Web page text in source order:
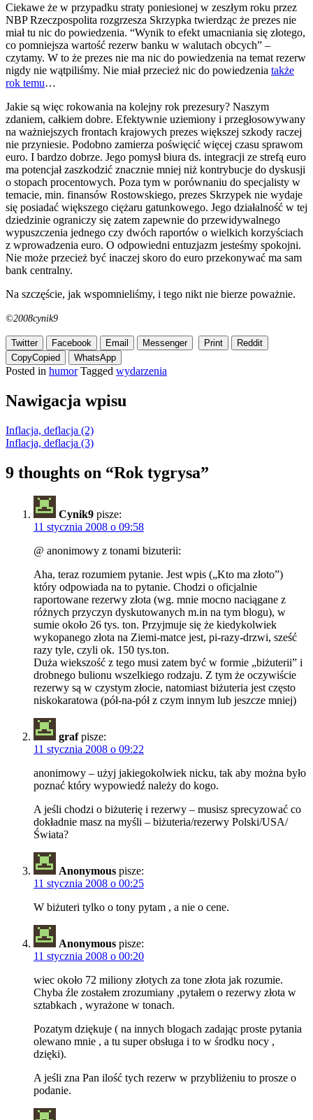
Ciekawe że w przypadku straty poniesionej w zeszłym roku przez
NBP Rzeczpospolita rozgrzesza Skrzypka twierdząc że prezes nie
miał tu nic do powiedzenia. “Wynik to efekt umacniania się złotego,
co pomniejsza wartość rezerw banku w walutach obcych” –
czytamy. W to że prezes nie ma nic do powiedzenia na temat rezerw
nigdy nie wątpiliśmy. Nie miał przecież nic do powiedzenia także
rok temu…
Jakie są więc rokowania na kolejny rok prezesury? Naszym
zdaniem, całkiem dobre. Efektywnie uziemiony i przegłosowywany
na ważniejszych frontach krajowych prezes większej szkody raczej
nie przyniesie. Podobno zamierza poświęcić więcej czasu sprawom
euro. I bardzo dobrze. Jego pomysł biura ds. integracji ze strefą euro
ma potencjał zaszkodzić znacznie mniej niż kontrybucje do dyskusji
o stopach procentowych. Poza tym w porównaniu do specjalisty w
temacie, min. finansów Rostowskiego, prezes Skrzypek nie wydaje
się posiadać większego ciężaru gatunkowego. Jego działalność w tej
dziedzinie ograniczy się zatem zapewnie do przewidywalnego
wypuszczenia jednego czy dwóch raportów o wielkich korzyściach
z wprowadzenia euro. O odpowiedni entuzjazm jesteśmy spokojni.
Nie może przecież być inaczej skoro do euro przekonywać ma sam
bank centralny.
Na szczęście, jak wspomnieliśmy, i tego nikt nie bierze poważnie.
©2008cynik9
Twitter Facebook Email Messenger Print
Reddit
CopyCopied WhatsApp
Posted in humor Tagged wydarzenia
Nawigacja wpisu
Inflacja, deflacja (2)
Inflacja, deflacja (3)
9 thoughts on “Rok tygrysa”
Cynik9 pisze:
11 stycznia 2008 o 09:58
@ anonimowy z tonami bizuterii:
Aha, teraz rozumiem pytanie. Jest wpis („Kto ma złoto”)
który odpowiada na to pytanie. Chodzi o oficjalnie
raportowane rezerwy złota (wg. mnie mocno naciągane z
różnych przyczyn dyskutowanych m.in na tym blogu), w
sumie około 26 tys. ton. Przyjmuje się że kiedykolwiek
wykopanego złota na Ziemi-matce jest, pi-razy-drzwi, sześć
razy tyle, czyli ok. 150 tys.ton.
Duża wiekszość z tego musi zatem być w formie „biżuterii” i
drobnego bulionu wszelkiego rodzaju. Z tym że oczywiście
rezerwy są w czystym złocie, natomiast biżuteria jest często
niskokaratowa (pół-na-pół z czym innym lub jeszcze mniej)
graf pisze:
11 stycznia 2008 o 09:22
anonimowy – użyj jakiegokolwiek nicku, tak aby można było
poznać który wypowiedź należy do kogo.
A jeśli chodzi o biżuterię i rezerwy – musisz sprecyzować co
dokładnie masz na myśli – biżuteria/rezerwy Polski/USA/
Świata?
Anonymous pisze:
11 stycznia 2008 o 00:25
W biżuteri tylko o tony pytam , a nie o cene.
Anonymous pisze:
11 stycznia 2008 o 00:20
wiec około 72 miliony złotych za tone złota jak rozumie.
Chyba źle zostałem zrozumiany ,pytałem o rezerwy złota w
sztabkach , wyrażone w tonach.
Pozatym dziękuje ( na innych blogach zadając proste pytania
olewano mnie , a tu super obsługa i to w środku nocy ,
dzięki).
A jeśli zna Pan ilość tych rezerw w przybliżeniu to prosze o
podanie.